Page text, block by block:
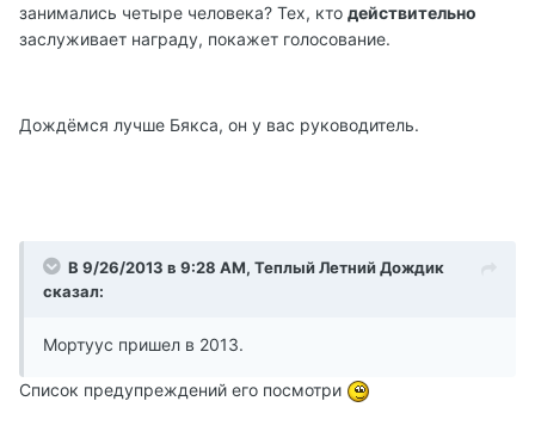
занимались четыре человека? Тех, кто действительно
заслуживает награду, покажет голосование.
Дождёмся лучше Бякса, он у вас руководитель.
В 9/26/2013 в 9:28 AM, Теплый Летний Дождик
сказал:
Мортуус пришел в 2013.
Список предупреждений его посмотри